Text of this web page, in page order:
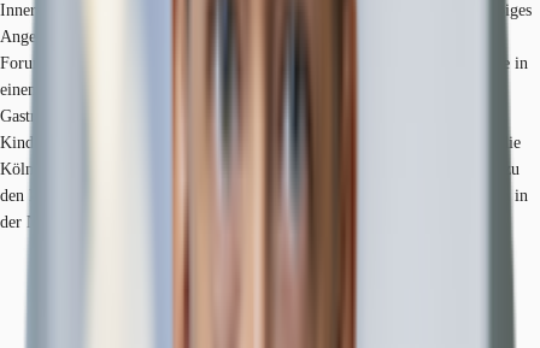
Innere Kanalstraße angebunden. An der Venloer Straße findet sich ein üppiges
Angebot an Restaurants, Cafés und Geschäften. Ein Teil des „Barthonia
Forums“ ist die frühere Hauptverwaltung von „4711 Kölnisch Wasser“, die in
einem verkehrsberuhigtem Komplex aus Wohn-, Gewerbe- und
Gastronomieflächen liegt. Hier befinden sich auch die Post, eine
Kindertagesstätte und ein großer Supermarkt. Ein schneller Anschluss an die
Kölner Innenstadt und die umliegenden Autobahnen wird durch die Nähe zu
den Ringen gewährleistet. Dienstleister des täglichen Bedarfs befinden sich in
der Nähe.